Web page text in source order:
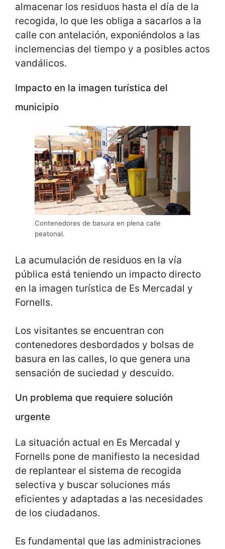
almacenar los residuos hasta el día de la
recogida, lo que les obliga a sacarlos a la
calle con antelación, exponiéndolos a las
inclemencias del tiempo y a posibles actos
vandálicos.
Impacto en la imagen turística del
municipio
Contenedores de basura en plena calle
peatonal.
La acumulación de residuos en la vía
pública está teniendo un impacto directo
en la imagen turística de Es Mercadal y
Fornells.
Los visitantes se encuentran con
contenedores desbordados y bolsas de
basura en las calles, lo que genera una
sensación de suciedad y descuido.
Un problema que requiere solución
urgente
La situación actual en Es Mercadal y
Fornells pone de manifiesto la necesidad
de replantear el sistema de recogida
selectiva y buscar soluciones más
eficientes y adaptadas a las necesidades
de los ciudadanos.
Es fundamental que las administraciones